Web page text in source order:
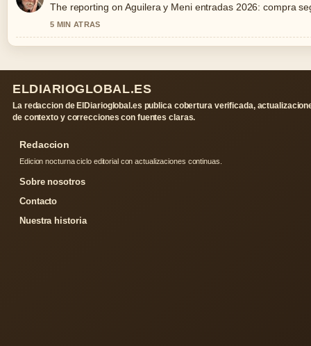
The reporting on Aguilera y Meni entradas 2026: compra
5 MIN ATRAS
ELDIARIOGLOBAL.ES
La redaccion de ElDiarioglobal.es publica cobertura verificada,
de contexto y correcciones con fuentes claras.
Redaccion
Edicion nocturna ciclo editorial con actualizaciones continuas.
Sobre nosotros
Contacto
Nuestra historia